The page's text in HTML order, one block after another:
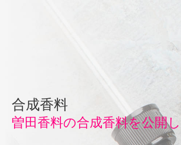
合成香料
曽田香料の合成香料を公開